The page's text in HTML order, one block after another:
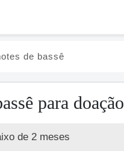
de bassê
para doação
de 2 meses